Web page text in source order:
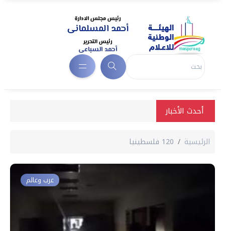
أحدث الأخبار
الرئيسية 120 فلسطينيا
عرب وعالم